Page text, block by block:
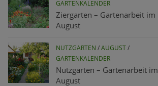
GARTENKALENDER
Ziergarten – Gartenarbeit im
August
NUTZGARTEN /AUGUST/
GARTENKALENDER
Nutzgarten – Gartenarbeit im
August